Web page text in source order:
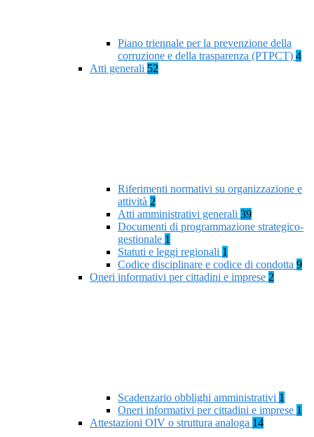
Piano triennale per la prevenzione della
corruzione e della trasparenza (PTPCT) 4
Atti generali 52
Riferimenti normativi su organizzazione e
attività 2
Atti amministrativi generali 39
Documenti di programmazione strategico-
gestionale 1
Statuti e leggi regionali 1
Codice disciplinare e codice di condotta 9
Oneri informativi per cittadini e imprese 2
Scadenzario obblighi amministrativi 1
Oneri informativi per cittadini e imprese 1
Attestazioni OIV o struttura analoga 14